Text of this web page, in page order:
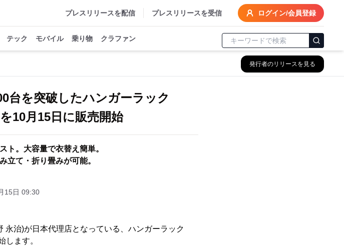
プレスリリースを配信 プレスリリースを受信 ログイン/会員登録
テック モバイル 乗り物 クラファン
発行者のリリースを見る
台を突破したハンガーラック
10月15日に販売開始
ト。大容量で衣替え簡単。
立て・折り畳みが可能。
15日 09:30
治)が日本代理店となっている、ハンガーラック
します。